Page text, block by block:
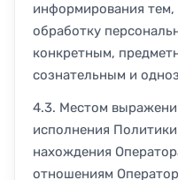
информирования тем,
обработку
конкретным,
сознательным и
4.3. Местом
исполнения Политики
нахождения
отношениям